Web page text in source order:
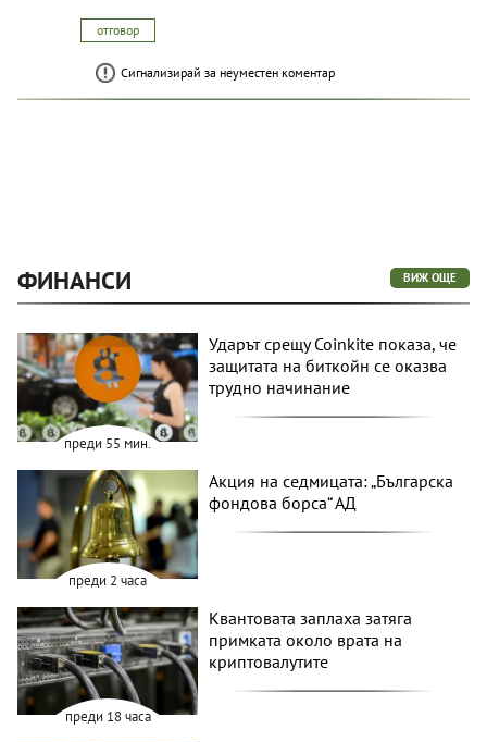
отговор
Сигнализирай за неуместен коментар
ФИНАНСИ ВИЖ ОЩЕ
преди 55 мин.
Ударът срещу Coinkite показа, че
защитата на биткойн се оказва
трудно начинание
преди 2 часа
Акция на седмицата: „Българска
фондова борса“ АД
преди 18 часа
Квантовата заплаха затяга
примката около врата на
криптовалутите